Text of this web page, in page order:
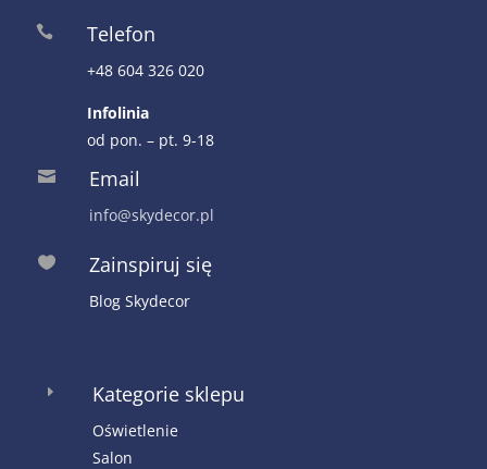
 Telefon
+48 604 326 020
Infolinia
od pon. – pt. 9-18
 Email
info@skydecor.pl
 Zainspiruj się
Blog Skydecor
E Kategorie sklepu
Oświetlenie
Salon